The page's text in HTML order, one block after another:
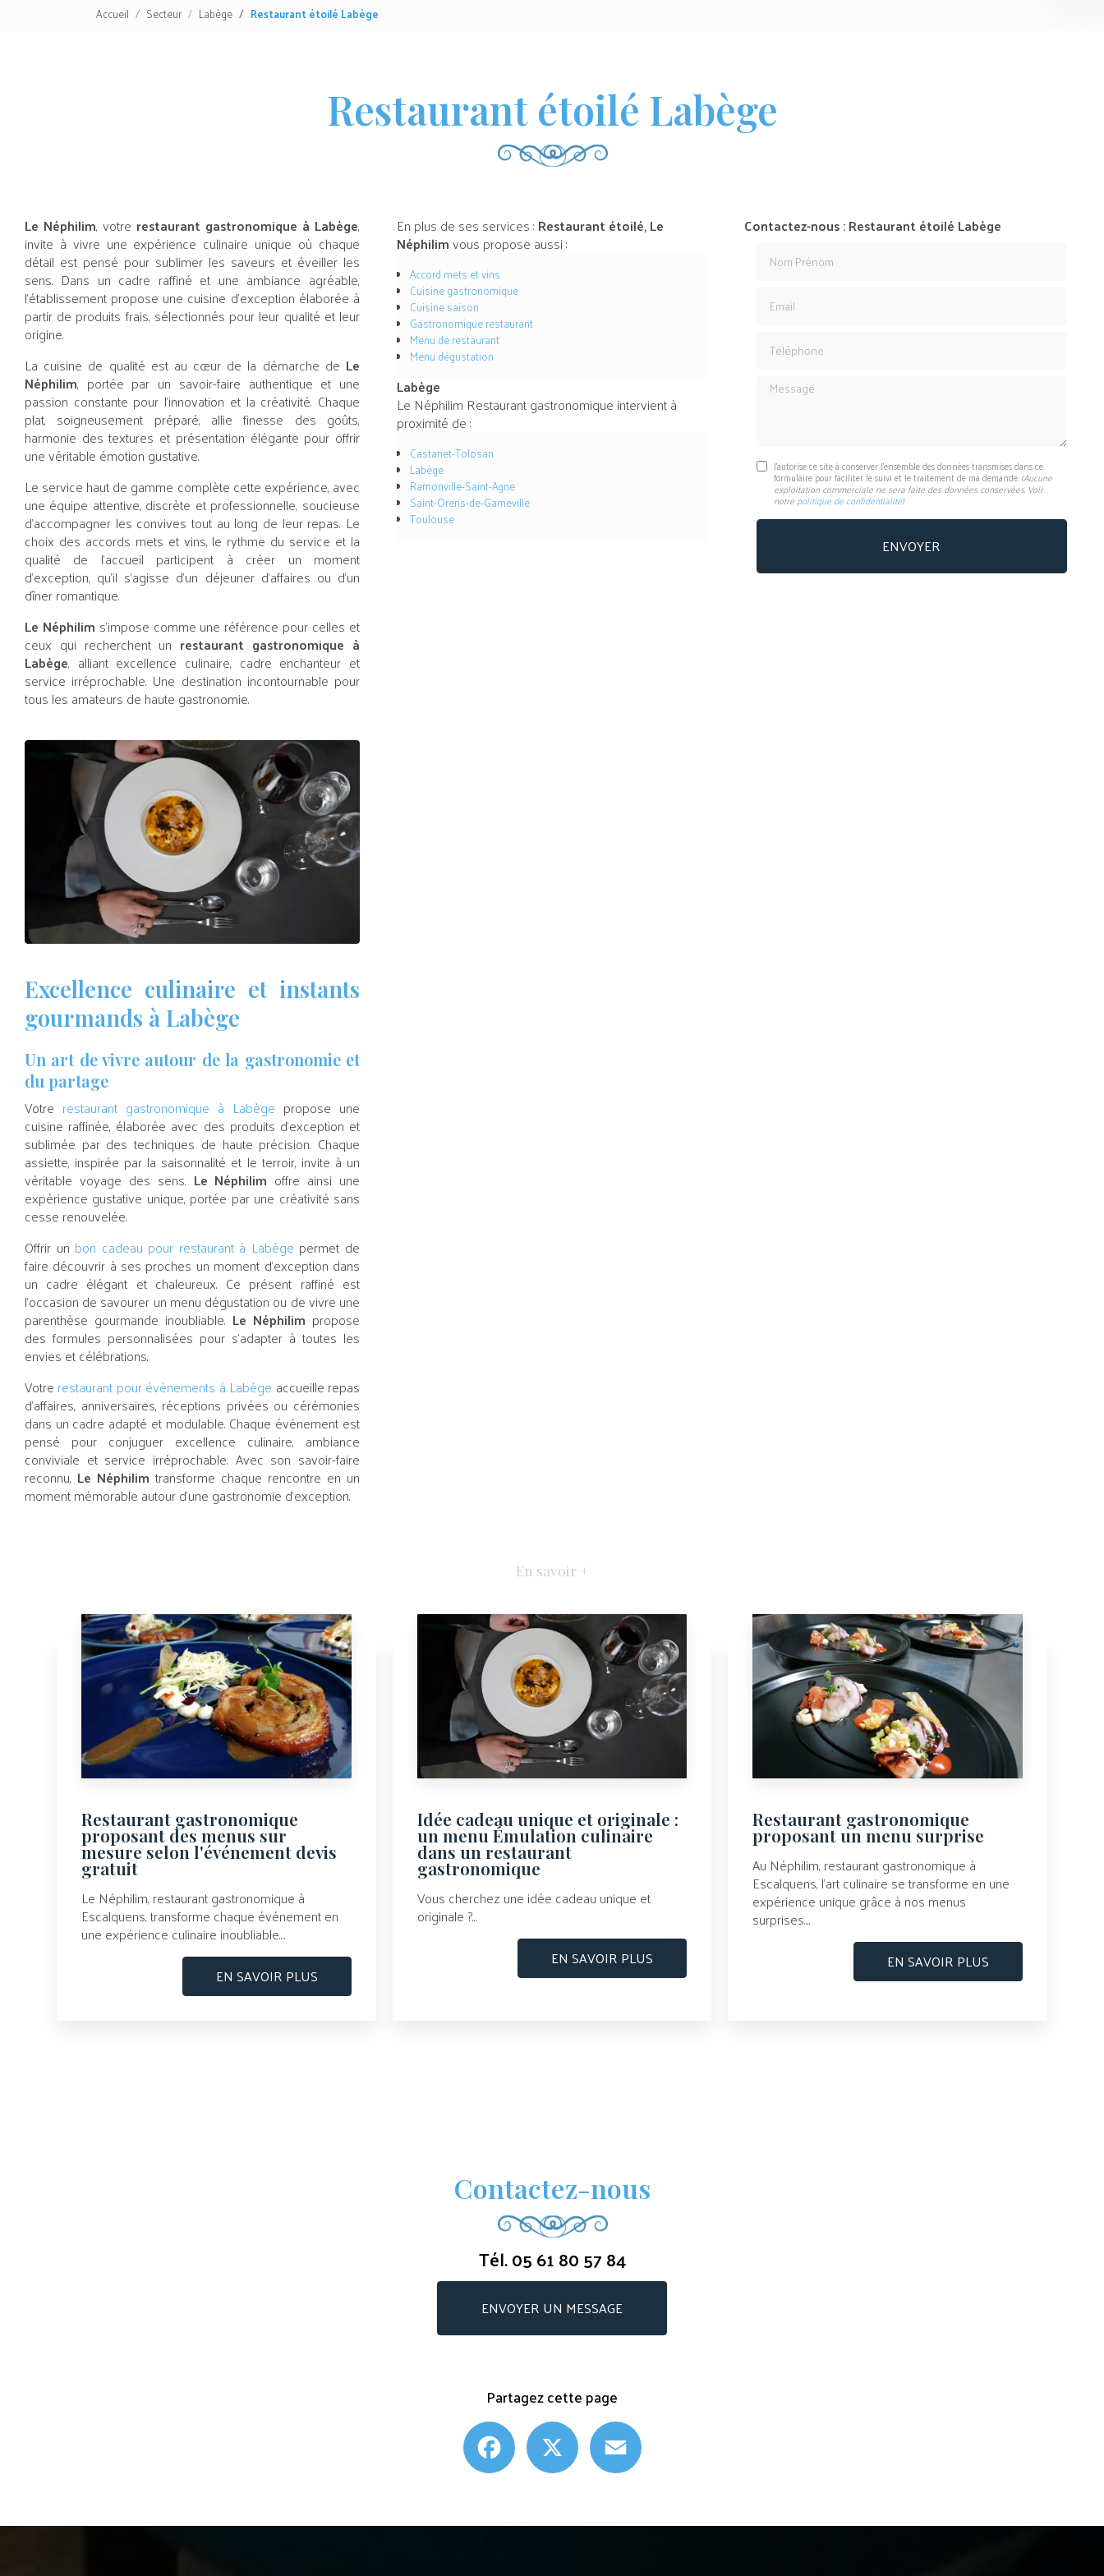
Accueil Secteur Labège Restaurant étoilé Labège
Restaurant étoilé Labège
Le Néphilim, votre restaurant gastronomique à Labège,
invite à vivre une expérience culinaire unique où chaque
détail est pensé pour sublimer les saveurs et éveiller les
sens. Dans un cadre raffiné et une ambiance agréable,
l’établissement propose une cuisine d’exception élaborée à
partir de produits frais, sélectionnés pour leur qualité et leur
origine.
La cuisine de qualité est au cœur de la démarche de Le
Néphilim, portée par un savoir-faire authentique et une
passion constante pour l’innovation et la créativité. Chaque
plat, soigneusement préparé, allie finesse des goûts,
harmonie des textures et présentation élégante pour offrir
une véritable émotion gustative.
Le service haut de gamme complète cette expérience, avec
une équipe attentive, discrète et professionnelle, soucieuse
d’accompagner les convives tout au long de leur repas. Le
choix des accords mets et vins, le rythme du service et la
qualité de l’accueil participent à créer un moment
d’exception, qu’il s’agisse d’un déjeuner d’affaires ou d’un
dîner romantique.
Le Néphilim s’impose comme une référence pour celles et
ceux qui recherchent un restaurant gastronomique à
Labège, alliant excellence culinaire, cadre enchanteur et
service irréprochable. Une destination incontournable pour
tous les amateurs de haute gastronomie.
Excellence culinaire et instants
gourmands à Labège
Un art de vivre autour de la gastronomie et
du partage
Votre restaurant gastronomique à Labège propose une
cuisine raffinée, élaborée avec des produits d’exception et
sublimée par des techniques de haute précision. Chaque
assiette, inspirée par la saisonnalité et le terroir, invite à un
véritable voyage des sens. Le Néphilim offre ainsi une
expérience gustative unique, portée par une créativité sans
cesse renouvelée.
Offrir un bon cadeau pour restaurant à Labège permet de
faire découvrir à ses proches un moment d’exception dans
un cadre élégant et chaleureux. Ce présent raffiné est
l’occasion de savourer un menu dégustation ou de vivre une
parenthèse gourmande inoubliable. Le Néphilim propose
des formules personnalisées pour s’adapter à toutes les
envies et célébrations.
Votre restaurant pour évènements à Labège accueille repas
d’affaires, anniversaires, réceptions privées ou cérémonies
dans un cadre adapté et modulable. Chaque événement est
pensé pour conjuguer excellence culinaire, ambiance
conviviale et service irréprochable. Avec son savoir-faire
reconnu, Le Néphilim transforme chaque rencontre en un
moment mémorable autour d’une gastronomie d’exception.
En plus de ses services : Restaurant étoilé, Le
Néphilimvous propose aussi :
Accord mets et vins
Cuisine gastronomique
Cuisine saison
Gastronomique restaurant
Menu de restaurant
Menu dégustation
Labège
Le Néphilim Restaurant gastronomique intervient à
proximité de :
Castanet-Tolosan
Labège
Ramonville-Saint-Agne
Saint-Orens-de-Gameville
Toulouse
Contactez-nous : Restaurant étoilé Labège
Message
J'autorise ce site à conserver l'ensemble des données transmises dans ce
formulaire pour faciliter le suivi et le traitement de ma demande. (Aucune
exploitation commerciale ne sera faite des données conservées. Voir
notre politique de confidentialité)
En savoir +
Restaurant gastronomique
proposant des menus sur
mesure selon l'événement devis
gratuit
Le Néphilim, restaurant gastronomique à
Escalquens, transforme chaque événement en
une expérience culinaire inoubliable....
EN SAVOIR PLUS
Idée cadeau unique et originale :
un menu Émulation culinaire
dans un restaurant
gastronomique
Vous cherchez une idée cadeau unique et
originale ?...
EN SAVOIR PLUS
Restaurant gastronomique
proposant un menu surprise
Au Néphilim, restaurant gastronomique à
Escalquens, l’art culinaire se transforme en une
expérience unique grâce à nos menus
surprises....
EN SAVOIR PLUS
Contactez-nous
Tél.05 61 80 57 84
ENVOYER UN MESSAGE
Partagez cette page
Facebook